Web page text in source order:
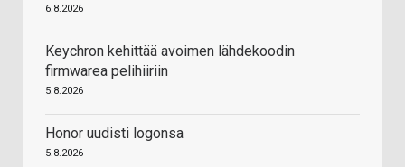
6.8.2026
Keychron kehittää avoimen lähdekoodin
firmwarea pelihiiriin
5.8.2026
Honor uudisti logonsa
5.8.2026